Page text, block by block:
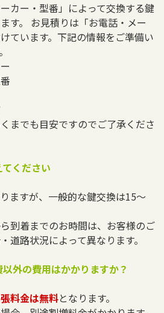
カー・型番」によって交換する鍵
す。 お見積りは「お電話・メー
ています。下記の情報をご準備い
までも目安ですのでご了承くださ
ください
ますが、一般的な鍵交換は15～
到着までのお時間は、お客様のご
道路状況によって異なります。
外の費用はかかりますか？
料金は無料となります。